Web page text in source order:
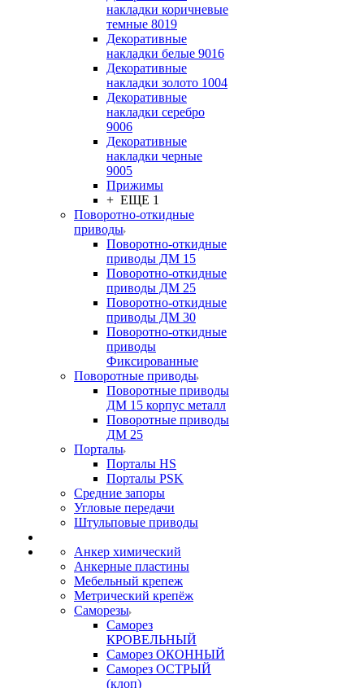
накладки коричневые
темные 8019
Декоративные
накладки белые 9016
Декоративные
накладки золото 1004
Декоративные
накладки серебро
9006
Декоративные
накладки черные
9005
Прижимы
+ ЕЩЕ 1
Поворотно-откидные
приводы
Поворотно-откидные
приводы ДМ 15
Поворотно-откидные
приводы ДМ 25
Поворотно-откидные
приводы ДМ 30
Поворотно-откидные
приводы
Фиксированные
Поворотные приводы
Поворотные приводы
ДМ 15 корпус металл
Поворотные приводы
ДМ 25
Порталы
Порталы HS
Порталы PSK
Средние запоры
Угловые передачи
Штульповые приводы
Анкер химический
Анкерные пластины
Мебельный крепеж
Метрический крепёж
Саморезы
Саморез
КРОВЕЛЬНЫЙ
Саморез ОКОННЫЙ
Саморез ОСТРЫЙ
(клоп)